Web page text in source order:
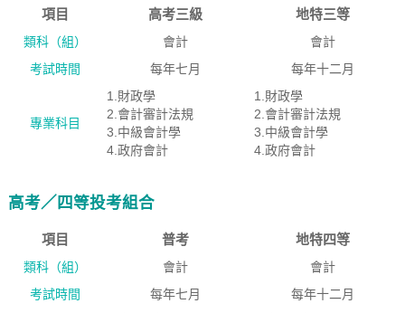
項目 高考三級 地特三等
類科（組） 會計
會計
考試時間
每年七月 每年十二月
專業科目
1.財政學
2.會計審計法規
3.中級會計學
4.政府會計
1.財政學
2.會計審計法規
3.中級會計學
4.政府會計
高考／四等投考組合
項目 普考 地特四等
類科（組） 會計
會計
考試時間
每年七月 每年十二月